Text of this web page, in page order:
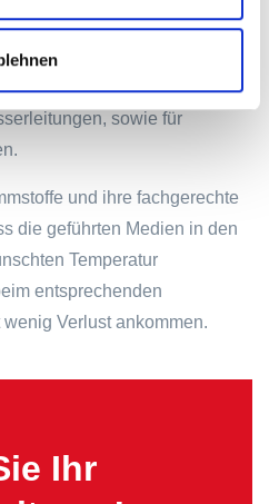
aus Mineralwolle für
Anlagen mit
bestens geeignet für
sowie für
und ihre fachgerechte
die geführten Medien in den
Temperatur
entsprechenden
Verlust ankommen.
Ihr